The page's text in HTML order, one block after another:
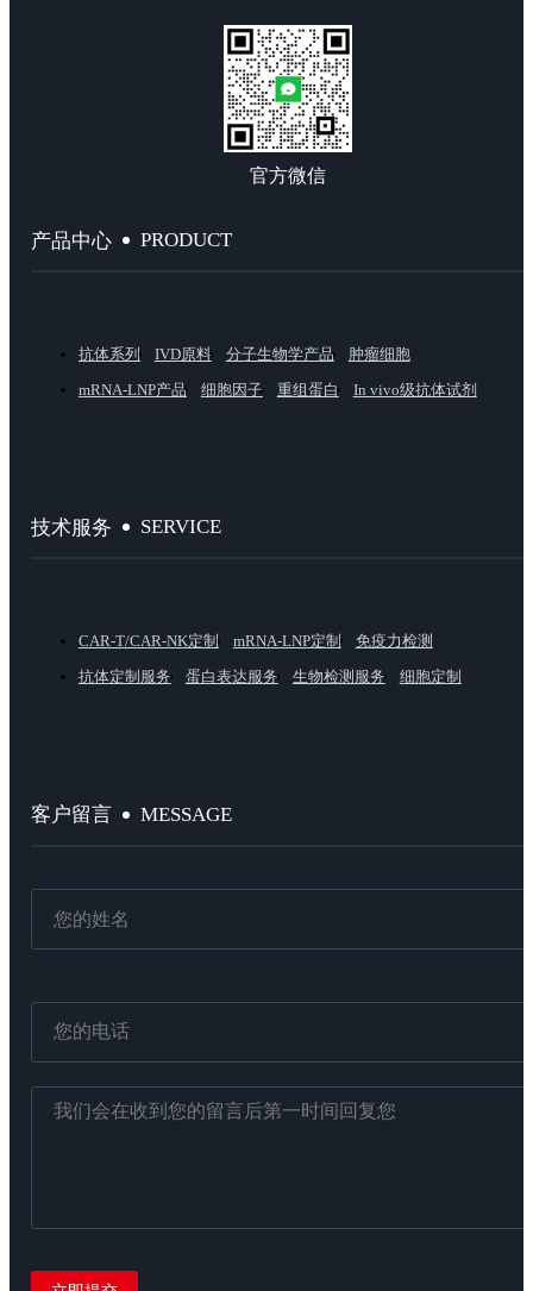
官方微信
产品中心 PRODUCT
抗体系列 IVD原料 分子生物学产品
肿瘤细胞
mRNA-LNP产品
细胞因子 重组蛋白 In vivo级抗体试剂
技术服务 SERVICE
CAR-T/CAR-NK定制 mRNA-LNP定制
免疫力检测
抗体定制服务
蛋白表达服务 生物检测服务 细胞定制
客户留言 MESSAGE